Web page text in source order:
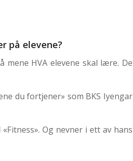
på elevene?
mene HVA elevene skal lære. De
du fortjener» som BKS Iyengar
Og nevner i ett av hans